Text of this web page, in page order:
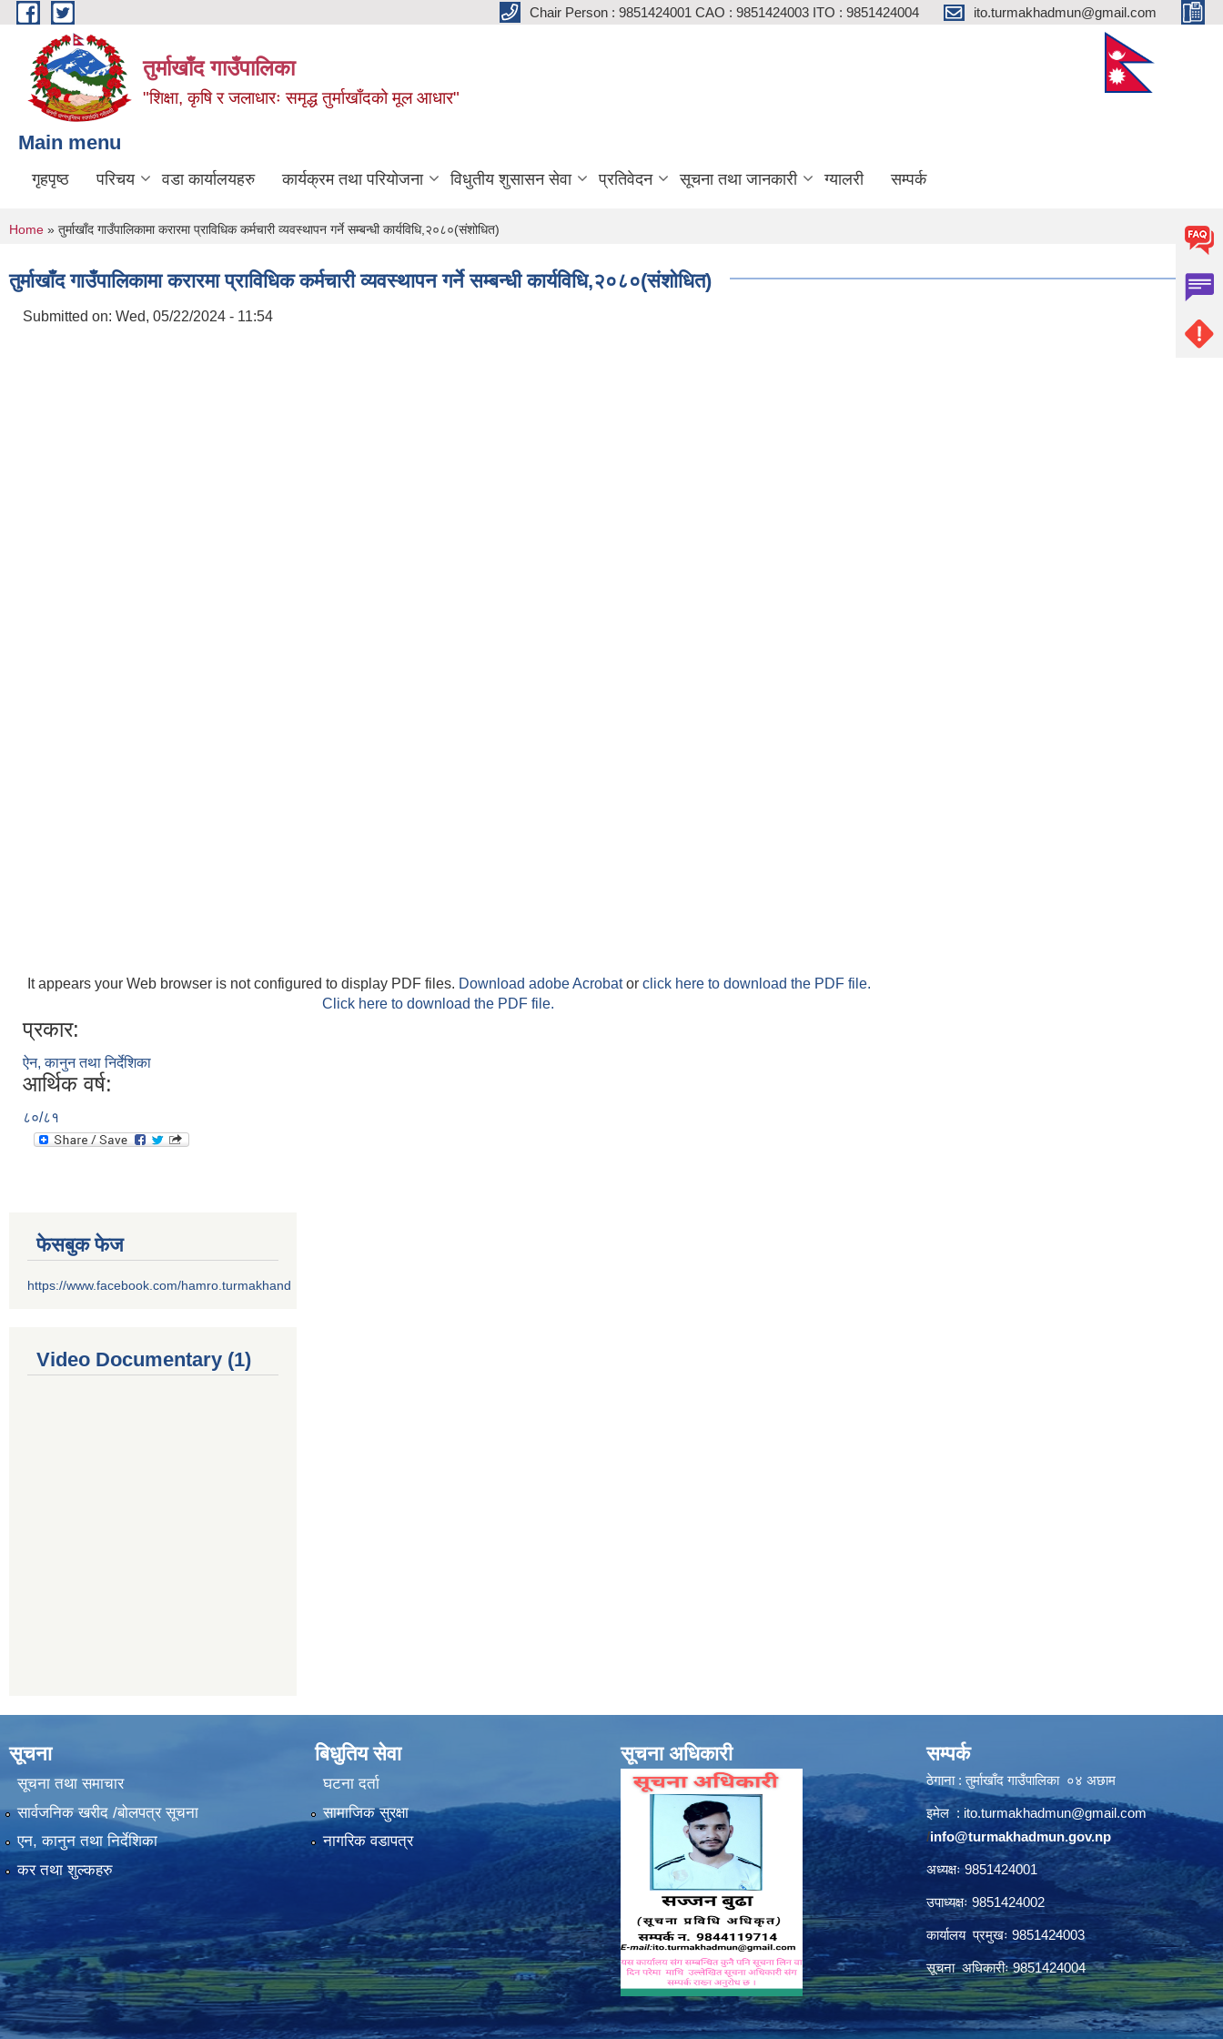
Skip to main content Chair Person : 9851424001 CAO : 9851424003 ITO : 9851424004 ito.turmakhadmun@gmail.com
तुर्माखाँद गाउँपालिका
"शिक्षा, कृषि र जलाधारः समृद्ध तुर्माखाँदको मूल आधार"
Main menu
गृहपृष्ठ परिचय वडा कार्यालयहरु कार्यक्रम तथा परियोजना विधुतीय शुसासन सेवा प्रतिवेदन सूचना तथा जानकारी ग्यालरी सम्पर्क
You are here
Home » तुर्माखाँद गाउँपालिकामा करारमा प्राविधिक कर्मचारी व्यवस्थापन गर्ने सम्बन्धी कार्यविधि,२०८०‌(संशोधित)
तुर्माखाँद गाउँपालिकामा करारमा प्राविधिक कर्मचारी व्यवस्थापन गर्ने सम्बन्धी कार्यविधि,२०८०‌(संशोधित)
Submitted on: Wed, 05/22/2024 - 11:54
It appears your Web browser is not configured to display PDF files. Download adobe Acrobator click here to download the PDF file.
Click here to download the PDF file.
प्रकार:
ऐन, कानुन तथा निर्देशिका
आर्थिक वर्ष:
८०/८१
फेसबुक फेज
https://www.facebook.com/hamro.turmakhand
Video Documentary (1)
सूचना
सूचना तथा समाचार
सार्वजनिक खरीद /बोलपत्र सूचना
एन, कानुन तथा निर्देशिका
कर तथा शुल्कहरु
बिधुतिय सेवा
घटना दर्ता
सामाजिक सुरक्षा
नागरिक वडापत्र
सूचना अधिकारी सम्पर्क
ठेगाना : तुर्माखाँद गाउँपालिका ०४ अछाम
इमेल : ito.turmakhadmun@gmail.com
/info@turmakhadmun.gov.np
अध्यक्षः 9851424001
उपाध्यक्षः 9851424002
कार्यालय प्रमुखः 9851424003
सूचना अधिकारीः 9851424004